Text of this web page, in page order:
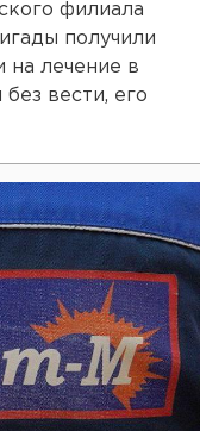
филиала
получили
на лечение в
вести, его